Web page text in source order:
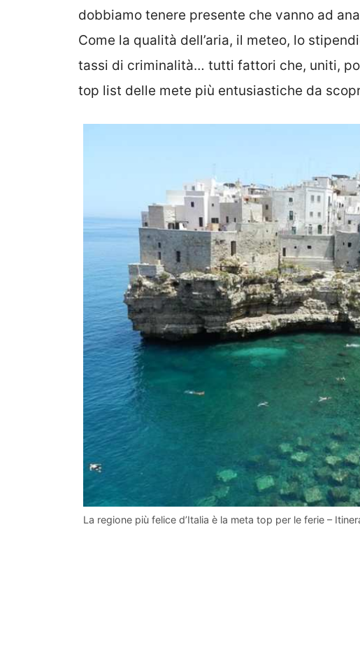
dobbiamo tenere presente che vanno ad
Come la qualità dell’aria, il meteo, lo
tassi di criminalità… tutti fattori che, uniti,
top list delle mete più entusiastiche da
La regione più felice d’Italia è la meta top per le ferie –